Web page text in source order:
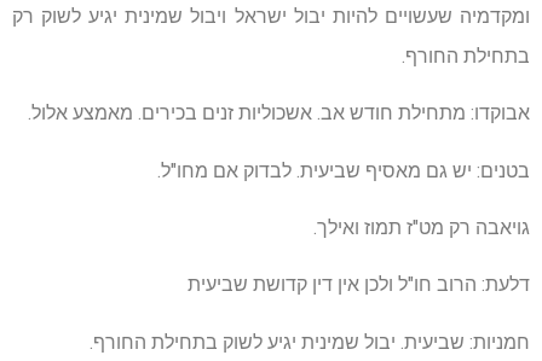
ומקדמיה שעשויים להיות יבול ישראל ויבול שמינית יגיע לשוק רק
בתחילת החורף.
אבוקדו: מתחילת חודש אב. אשכוליות זנים בכירים. מאמצע אלול.
בטנים: יש גם מאסיף שביעית. לבדוק אם מחו"ל.
גויאבה רק מט"ז תמוז ואילך.
דלעת: הרוב חו"ל ולכן אין דין קדושת שביעית
חמניות: שביעית. יבול שמינית יגיע לשוק בתחילת החורף.